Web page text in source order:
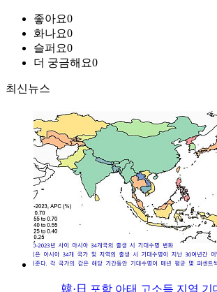
좋아요0
화나요0
슬퍼요0
더 궁금해요0
최신뉴스
韓·日 포함 아태 고소득 지역 기